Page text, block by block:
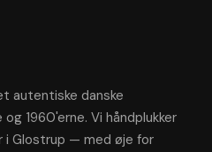
autentiske danske
1960'erne. Vi håndplukker
i Glostrup — med øje for